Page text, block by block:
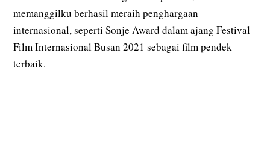
memanggilku berhasil meraih penghargaan
internasional, seperti Sonje Award dalam ajang Festival
Film Internasional Busan 2021 sebagai film pendek
terbaik.